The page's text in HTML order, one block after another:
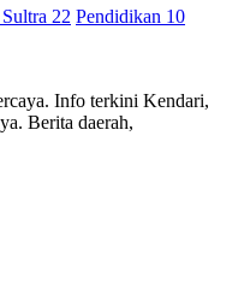
22 Pendidikan 10
Info terkini Kendari,
Berita daerah,